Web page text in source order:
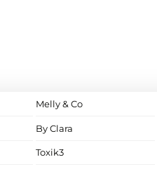
Melly & Co
By Clara
Toxik3